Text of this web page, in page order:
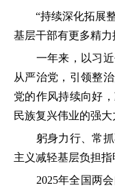
“持续深化拓展整
基层干部有更多精力
一年来，以习近
从严治党，引领整
党的作风持续向好
民族复兴伟业的强大
躬身力行、常抓
主义减轻基层负担指
2025年全国两会